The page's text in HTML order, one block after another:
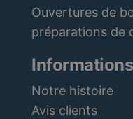
Ouvertures de
préparations de
Informations
Notre histoire
Avis clients